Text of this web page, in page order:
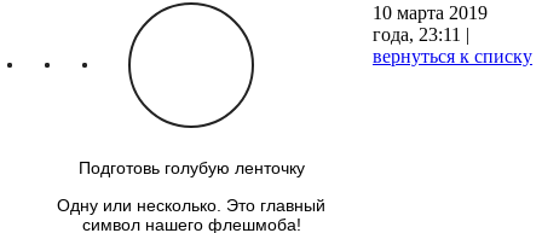
Подготовь голубую ленточку
Одну или несколько. Это главный
символ нашего флешмоба!
10 марта 2019
года, 23:11 |
вернуться к списку